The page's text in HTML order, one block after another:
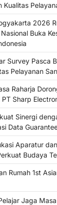
Kualitas
2026
Buka
Survey Pasca
Pelayanan
Raharja
Sharp
Sinergi
Data
Aparatur
Budaya
Rumah 1st
Jaga